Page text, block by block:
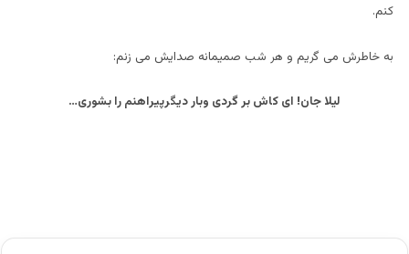
کنم.
به خاطرش می گریم و هر شب صمیمانه صدایش می زنم:
لیلا جان! ای کاش بر گردی وبار دیگرپیراهنم را بشوری…